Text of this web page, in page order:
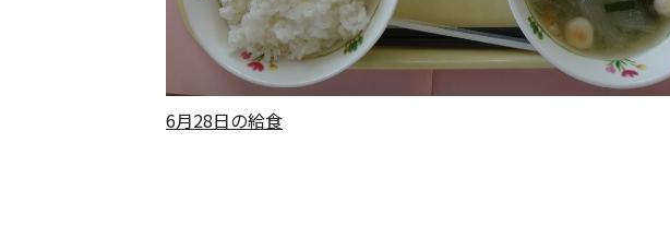
6月28日の給食